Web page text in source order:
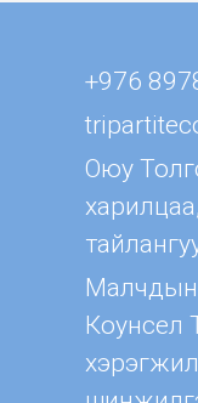
+976
Оюу
Малчдын
Коунсел